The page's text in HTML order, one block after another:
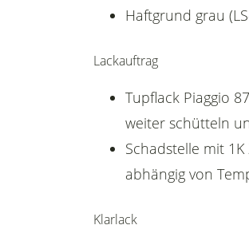
Haftgrund grau
Lackauftrag
Tupflack Piaggio
weiter schütteln
Schadstelle mit
abhängig von
Klarlack